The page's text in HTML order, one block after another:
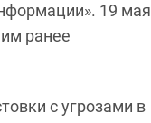
19 мая
ранее
с угрозами в